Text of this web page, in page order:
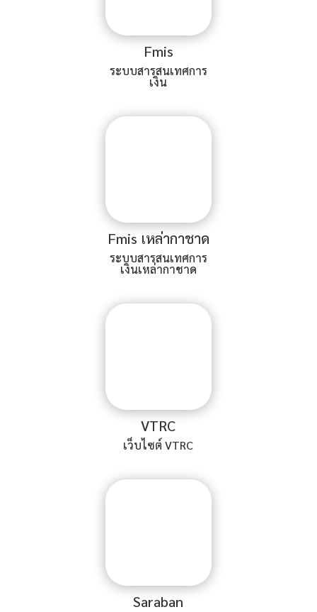
Fmis
ระบบสารสนเทศการ
เงิน
Fmis เหล่ากาชาด
ระบบสารสนเทศการ
เงินเหล่ากาชาด
VTRC
เว็บไซต์ VTRC
Saraban